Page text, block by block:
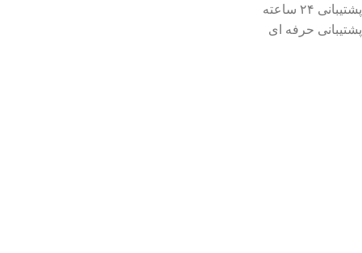
پشتیبانی ۲۴ ساعته
پشتیبانی حرفه ای